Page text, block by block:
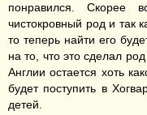
понравился. Скорее
чистокровный род и так
то теперь найти его
на то, что это сделал
Англии остается хоть
будет поступить в
детей.